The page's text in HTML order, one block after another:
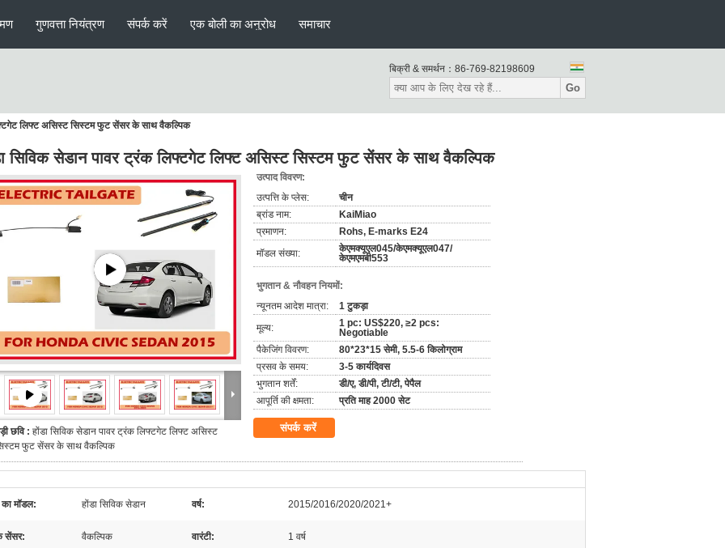
गुणवत्ता नियंत्रण संपर्क करें एक बोली का अनुरोध समाचार
बिक्री & समर्थन： 86-769-82198609
Go
लिफ्ट असिस्ट सिस्टम फुट सेंसर के साथ वैकल्पिक
सिविक सेडान पावर ट्रंक लिफ्टगेट लिफ्ट असिस्ट सिस्टम फुट सेंसर के साथ वैकल्पिक
छवि : होंडा सिविक सेडान पावर ट्रंक लिफ्टगेट लिफ्ट असिस्ट
फुट सेंसर के साथ वैकल्पिक
उत्पाद विवरण:
उत्पत्ति के प्लेस:
चीन
ब्रांड नाम:
KaiMiao
प्रमाणन:
Rohs, E-marks E24
मॉडल संख्या:
केएमक्यूएल045/केएमक्यूएल047/
केएमएमबी553
भुगतान & नौवहन नियमों:
न्यूनतम आदेश मात्रा:
1 टुकड़ा
मूल्य:
1 pc: US$220, ≥2 pcs:
Negotiable
पैकेजिंग विवरण:
80*23*15 सेमी, 5.5-6 किलोग्राम
प्रसव के समय:
3-5 कार्यदिवस
भुगतान शर्तें:
डी/ए, डी/पी, टी/टी, पेपैल
आपूर्ति की क्षमता:
प्रति माह 2000 सेट
संपर्क करें
का मॉडल: होंडा सिविक सेडान वर्ष: 2015/2016/2020/2021+
सेंसर: वैकल्पिक वारंटी: 1 वर्ष